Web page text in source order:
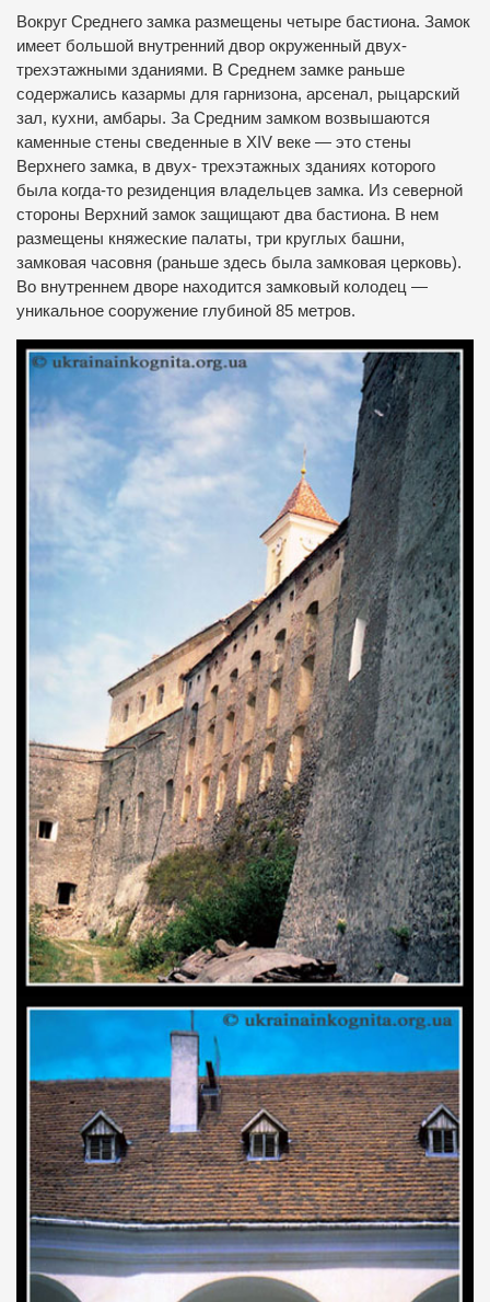
Вокруг Среднего замка размещены четыре бастиона. Замок
имеет большой внутренний двор окруженный двух-
трехэтажными зданиями. В Среднем замке раньше
содержались казармы для гарнизона, арсенал, рыцарский
зал, кухни, амбары. За Средним замком возвышаются
каменные стены сведенные в ХІV веке — это стены
Верхнего замка, в двух- трехэтажных зданиях которого
была когда-то резиденция владельцев замка. Из северной
стороны Верхний замок защищают два бастиона. В нем
размещены княжеские палаты, три круглых башни,
замковая часовня (раньше здесь была замковая церковь).
Во внутреннем дворе находится замковый колодец —
уникальное сооружение глубиной 85 метров.